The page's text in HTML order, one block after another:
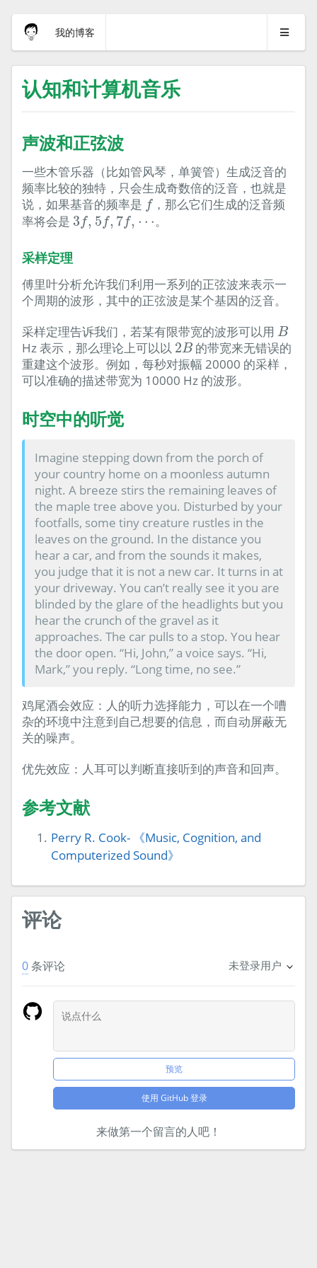
我的博客
认知和计算机音乐
声波和正弦波
一些木管乐器（比如管风琴，单簧管）生成泛音的
频率比较的独特，只会生成奇数倍的泛音，也就是
说，如果基音的频率是 f
f ，那么它们生成的泛音频
率将会是 3 f, 5 f, 7 f, ⋯
3f,5f,7f,⋯ 。
采样定理
傅里叶分析允许我们利用一系列的正弦波来表示一
个周期的波形，其中的正弦波是某个基因的泛音。
采样定理告诉我们，若某有限带宽的波形可以用 B
B
Hz 表示，那么理论上可以以 2B
2B 的带宽来无错误的
重建这个波形。例如，每秒对振幅 20000 的采样，
可以准确的描述带宽为 10000 Hz 的波形。
时空中的听觉
Imagine stepping down from the porch of
your country home on a moonless autumn
night. A breeze stirs the remaining leaves of
the maple tree above you. Disturbed by your
footfalls, some tiny creature rustles in the
leaves on the ground. In the distance you
hear a car, and from the sounds it makes,
you judge that it is not a new car. It turns in at
your driveway. You can’t really see it you are
blinded by the glare of the headlights but you
hear the crunch of the gravel as it
approaches. The car pulls to a stop. You hear
the door open. “Hi, John,” a voice says. “Hi,
Mark,” you reply. “Long time, no see.”
鸡尾酒会效应：人的听力选择能力，可以在一个嘈
杂的环境中注意到自己想要的信息，而自动屏蔽无
关的噪声。
优先效应：人耳可以判断直接听到的声音和回声。
参考文献
Perry R. Cook- 《Music, Cognition, and
Computerized Sound》
评论
0条评论 未登录用户
预览
使用 GitHub 登录
来做第一个留言的人吧！